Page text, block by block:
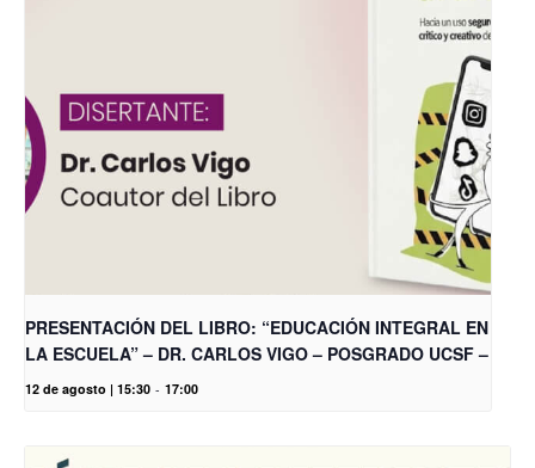
PRESENTACIÓN DEL LIBRO: “EDUCACIÓN INTEGRAL EN
LA ESCUELA” – DR. CARLOS VIGO – POSGRADO UCSF –
12 de agosto | 15:30 - 17:00